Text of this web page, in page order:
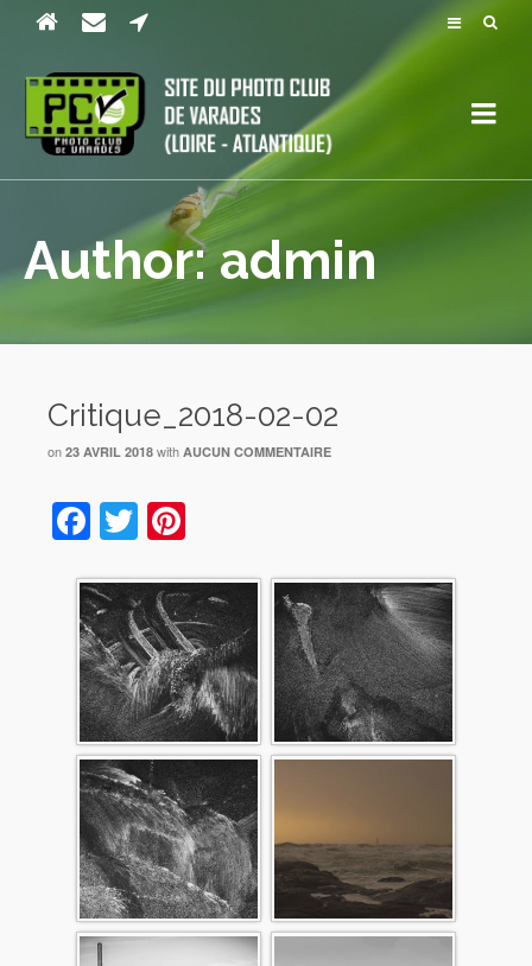
Author: admin
Critique_2018-02-02
on 23 AVRIL 2018 with AUCUN COMMENTAIRE
Facebook
Twitter